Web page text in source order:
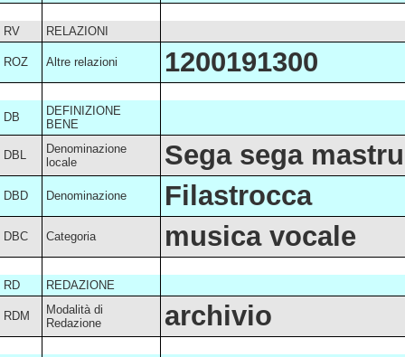
RV RELAZIONI
ROZ Altre relazioni 1200191300
DB
DEFINIZIONE
BENE
DBL
Denominazione
locale
Sega sega
DBD Denominazione Filastrocca
DBC Categoria musica vocale
RD REDAZIONE
RDM
Modalità di
Redazione
archivio